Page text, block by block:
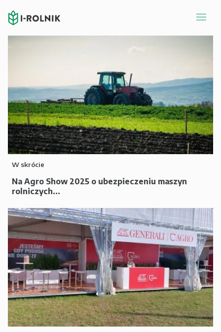
W skrócie
Na Agro Show 2025 o ubezpieczeniu maszyn
rolniczych...